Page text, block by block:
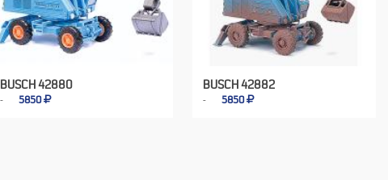
BUSCH 42880
5850
BUSCH 42882
5850